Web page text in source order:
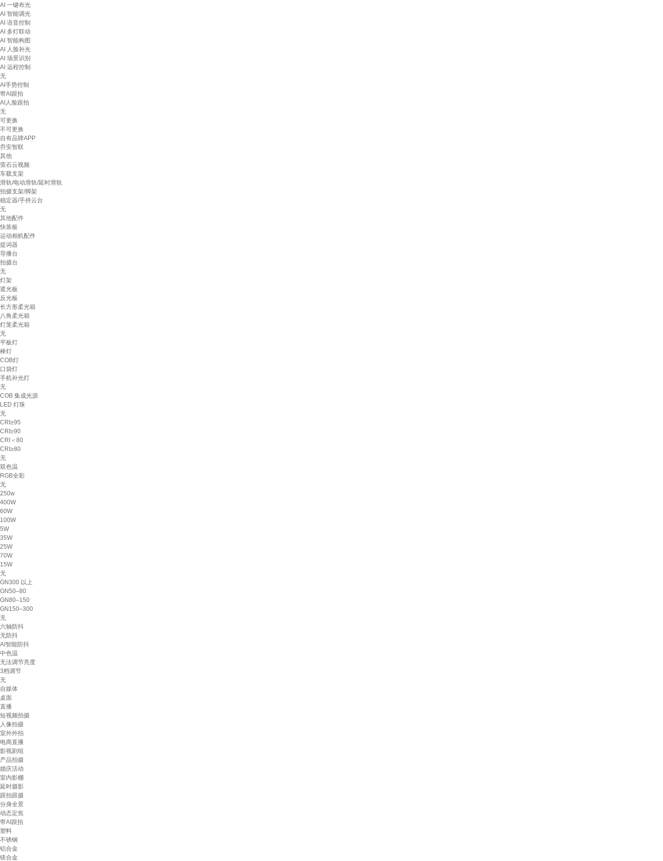
AI 一键布光
AI 智能调光
AI 语音控制
AI 多灯联动
AI 智能构图
AI 人脸补光
AI 场景识别
AI 远程控制
无
AI手势控制
带AI跟拍
AI人脸跟拍
无
可更换
不可更换
自有品牌APP
乔安智联
其他
萤石云视频
车载支架
滑轨/电动滑轨/延时滑轨
拍摄支架/脚架
稳定器/手持云台
无
其他配件
快装板
运动相机配件
提词器
导播台
拍摄台
无
灯架
遮光板
反光板
长方形柔光箱
八角柔光箱
灯笼柔光箱
无
平板灯
棒灯
COB灯
口袋灯
手机补光灯
无
COB 集成光源
LED 灯珠
无
CRI≥95
CRI≥90
CRI＜80
CRI≥80
无
双色温
RGB全彩
无
250w
400W
60W
100W
5W
35W
25W
70W
15W
无
GN300 以上
GN50–80
GN80–150
GN150–300
无
六轴防抖
无防抖
AI智能防抖
中色温
无法调节亮度
3档调节
无
自媒体
桌面
直播
短视频拍摄
人像拍摄
室外外拍
电商直播
影视剧组
产品拍摄
婚庆活动
室内影棚
延时摄影
跟拍跟摄
分身全景
动态定焦
带AI跟拍
塑料
不锈钢
铝合金
镁合金